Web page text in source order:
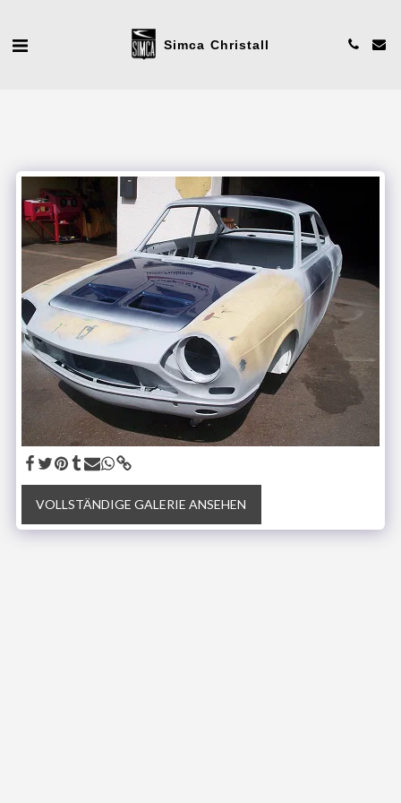
Simca Christall
VOLLSTÄNDIGE GALERIE ANSEHEN